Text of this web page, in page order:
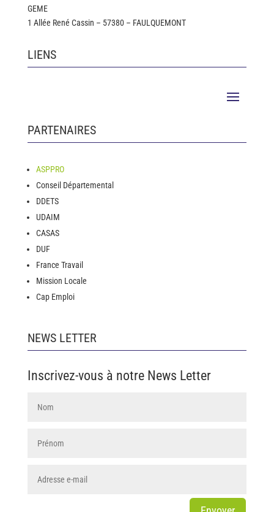
GEME
1 Allée René Cassin – 57380 – FAULQUEMONT
LIENS
PARTENAIRES
ASPPRO
Conseil Départemental
DDETS
UDAIM
CASAS
DUF
France Travail
Mission Locale
Cap Emploi
NEWS LETTER
Inscrivez-vous à notre News Letter